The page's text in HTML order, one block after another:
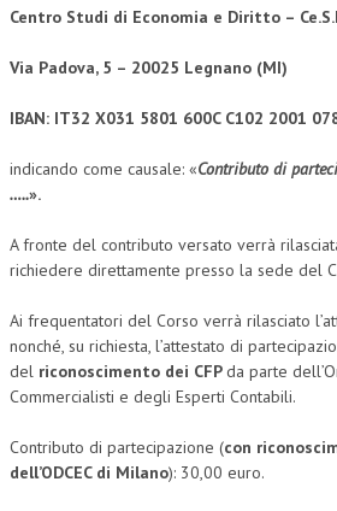
TRIBUTARIA
NEWS
ARCHIVIO EVENTI (FINO AL 2022)
PUBBLICAZIONI
TELEGRAM
DOCUMENTI
MANUALI E MONOGRAFIE
Centro Studi di Economia e Diritto –
Via Padova, 5 – 20025 Legnano (MI)
IBAN: IT32 X031 5801 600C C102 2001
indicando come causale: «Contributo di
…..».
A fronte del contributo versato verrà
richiedere direttamente presso la sede del
Ai frequentatori del Corso verrà rilasciato
nonché, su richiesta, l’attestato di
del riconoscimento dei CFPda parte
Commercialisti e degli Esperti Contabili.
Contributo di partecipazione (con
dell’ODCEC di Milano): 30,00 euro.